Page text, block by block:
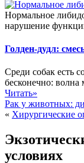
Нормальное
нарушение
Голден-дудл:
Среди собак есть
бесконечно: волна
Читать»
Рак у животных:
« Хирургические
условиях